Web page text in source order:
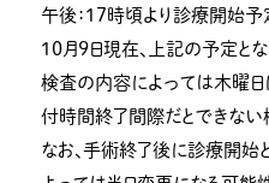
午後：１７時頃より診療開始予
１０月９日現在、上記の予定と
検査の内容によっては木曜
付時間終了間際だとできない
なお、手術終了後に診療開始